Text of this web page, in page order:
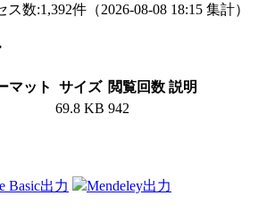
ス数:1,392件 （2026-08-08 18:15 集計）
マット サイズ 閲覧回数 説明
69.8 KB 942
Basic出力 Mendeley出力